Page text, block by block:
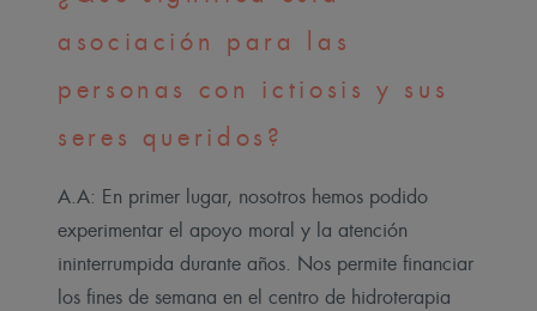
asociación para las
personas con ictiosis y sus
seres queridos?
A.A: En primer lugar, nosotros hemos podido
experimentar el apoyo moral y la atención
ininterrumpida durante años. Nos permite financiar
los fines de semana en el centro de hidroterapia